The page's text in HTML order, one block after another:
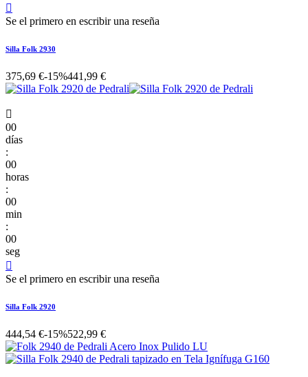

Se el primero en escribir una reseña
Silla Folk 2930
375,69 €-15%441,99 €

00
días
:
00
horas
:
00
min
:
00
seg

Se el primero en escribir una reseña
Silla Folk 2920
444,54 €-15%522,99 €